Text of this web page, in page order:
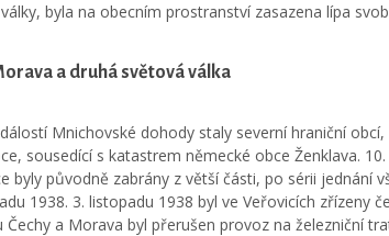
byla na obecním prostranství zasazena lípa
a druhá světová válka
Mnichovské dohody staly severní hraniční
sousedící s katastrem německé obce Ženklava.
byly původně zabrány z větší části, po sérii jednání
1938. 3. listopadu 1938 byl ve Veřovicích zřízeny
a Morava byl přerušen provoz na železniční